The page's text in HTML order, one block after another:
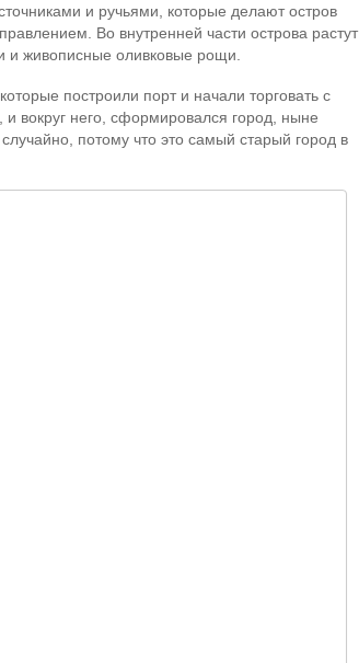
и ручьями, которые делают остров
Во внутренней части острова растут
и живописные оливковые рощи.
построили порт и начали торговать с
вокруг него, сформировался город, ныне
случайно, потому что это самый старый город в